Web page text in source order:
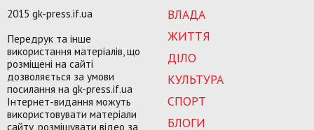
ВЛАДА
ЖИТТЯ
ДІЛО
КУЛЬТУРА
СПОРТ
БЛОГИ
2015 gk-press.if.ua
Передрук та інше
використання матеріалів, що
розміщені на сайті
дозволяється за умови
посилання на gk-press.if.ua
Інтернет-видання можуть
використовувати матеріали
сайту, розміщувати відео за